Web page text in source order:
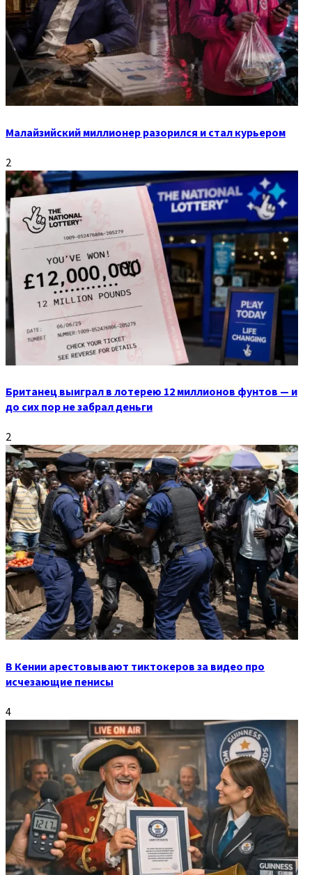
Малайзийский миллионер разорился и стал курьером
2
Британец выиграл в лотерею 12 миллионов фунтов — и
до сих пор не забрал деньги
2
В Кении арестовывают тиктокеров за видео про
исчезающие пенисы
4